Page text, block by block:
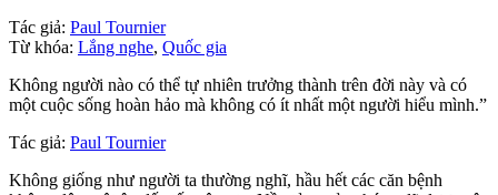
Tác giả: Paul Tournier
Từ khóa: Lắng nghe, Quốc gia
Không người nào có thể tự nhiên trưởng thành trên đời này và có
một cuộc sống hoàn hảo mà không có ít nhất một người hiểu mình.”
Tác giả: Paul Tournier
Không giống như người ta thường nghĩ, hầu hết các căn bệnh